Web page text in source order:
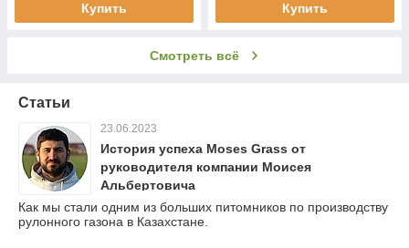
Купить Купить
Смотреть всё
Статьи
23.06.2023
История успеха Moses Grass от
руководителя компании Моисея
Альбертовича
Как мы стали одним из больших питомников по производству
рулонного газона в Казахстане.